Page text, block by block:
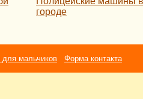
городе
для мальчиков Форма контакта